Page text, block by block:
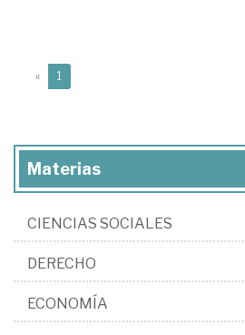
« 1
Materias
CIENCIAS SOCIALES
DERECHO
ECONOMÍA